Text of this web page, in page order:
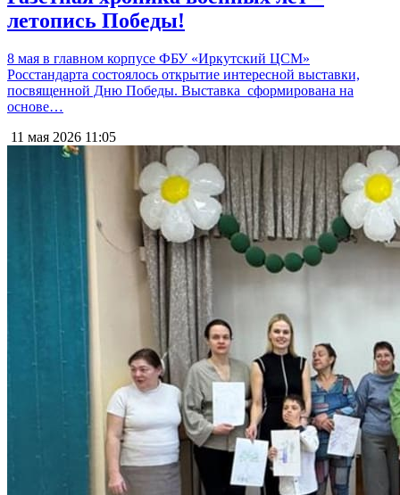
летопись Победы!
8 мая в главном корпусе ФБУ «Иркутский ЦСМ»
Росстандарта состоялось открытие интересной выставки,
посвященной Дню Победы. Выставка сформирована на
основе…
11 мая 2026 11:05